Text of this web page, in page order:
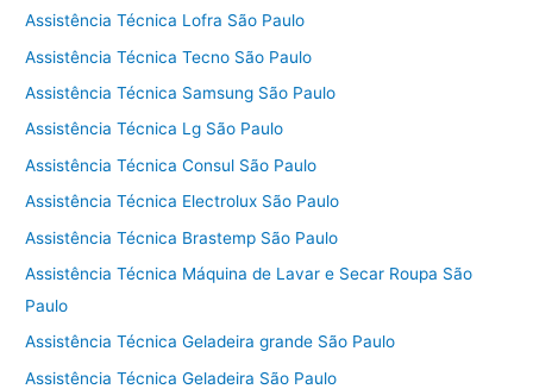
Assistência Técnica Lofra São Paulo
Assistência Técnica Tecno São Paulo
Assistência Técnica Samsung São Paulo
Assistência Técnica Lg São Paulo
Assistência Técnica Consul São Paulo
Assistência Técnica Electrolux São Paulo
Assistência Técnica Brastemp São Paulo
Assistência Técnica Máquina de Lavar e Secar Roupa São
Paulo
Assistência Técnica Geladeira grande São Paulo
Assistência Técnica Geladeira São Paulo